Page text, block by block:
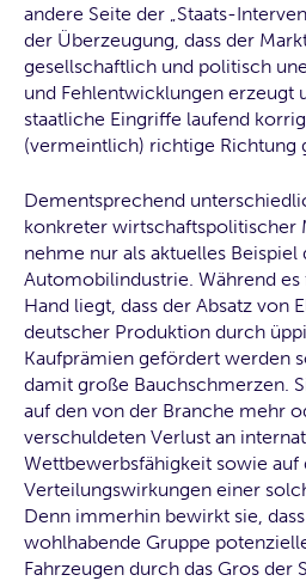
andere Seite der „Staats-
der Überzeugung, dass der
gesellschaftlich und politisch
und Fehlentwicklungen erzeugt
staatliche Eingriffe laufend
(vermeintlich) richtige Richtung
Dementsprechend
konkreter wirtschaftspolitischer
nehme nur als aktuelles
Automobilindustrie. Während
Hand liegt, dass der Absatz von
deutscher Produktion durch
Kaufprämien gefördert werden
damit große Bauchschmerzen.
auf den von der Branche mehr
verschuldeten Verlust an
Wettbewerbsfähigkeit sowie
Verteilungswirkungen einer
Denn immerhin bewirkt sie,
wohlhabende Gruppe
Fahrzeugen durch das Gros der